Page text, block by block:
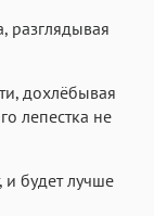
разглядывая
дохлёбывая
лепестка не
и будет лучше